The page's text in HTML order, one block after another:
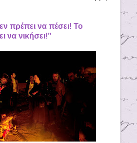
πρέπει να πέσει! Το
να νικήσει!"